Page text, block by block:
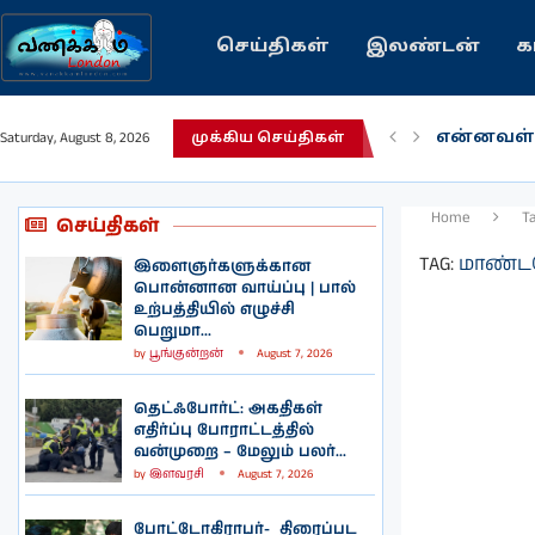
செய்திகள் இலண்டன்
Saturday, August 8, 2026 முக்கிய செய்திகள்
என்னவள்!
செய்திகள்
இளைஞர்களுக்கான
பொன்னான வாய்ப்பு | பால்
உற்பத்தியில் எழுச்சி
பெறுமா...
by பூங்குன்றன் August 7, 2026
தெட்ஃபோர்ட்: அகதிகள்
எதிர்ப்பு போராட்டத்தில்
வன்முறை – மேலும் பலர்...
by இளவரசி August 7, 2026
போட்டோகிராபர்- ‌ திரைப்பட
Home
TAG: